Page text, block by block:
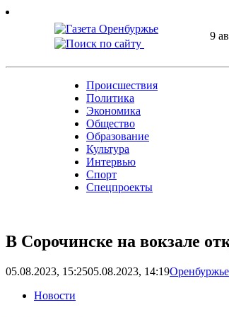
Skip
9
Происшествия
Политика
Экономика
Общество
Образование
Культура
Интервью
Спорт
Спецпроекты
В Сорочинске на вокзале
05.08.2023, 15:2505.08.2023, 14:19Оренбуржье
Новости